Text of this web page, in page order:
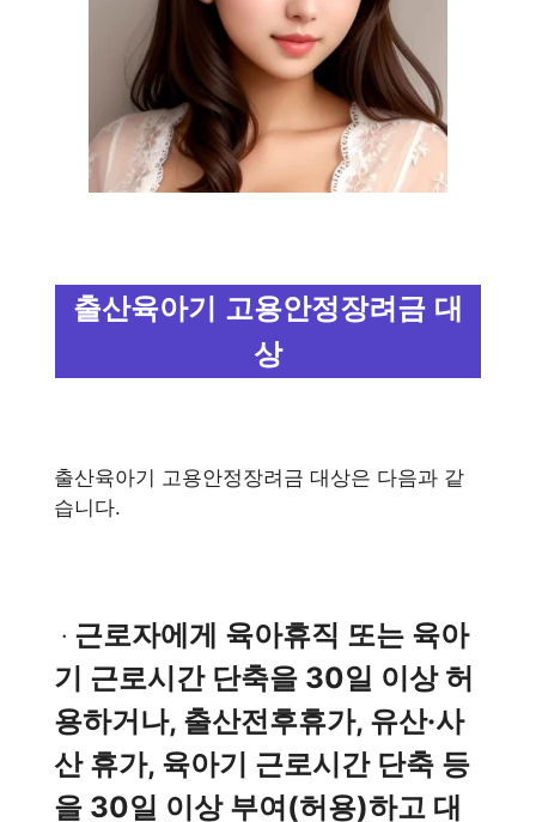
출산육아기 고용안정장려금 대
상
출산육아기 고용안정장려금 대상은 다음과 같
습니다.
ㆍ 근로자에게 육아휴직 또는 육아
기 근로시간 단축을 30일 이상 허
용하거나, 출산전후휴가, 유산·사
산 휴가, 육아기 근로시간 단축 등
을 30일 이상 부여(허용)하고 대